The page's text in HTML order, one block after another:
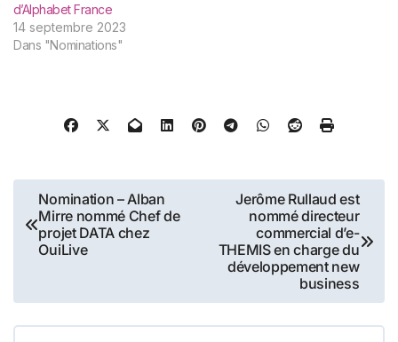
d’Alphabet France
14 septembre 2023
Dans "Nominations"
Navigation
de
l’article
Nomination – Alban
Mirre nommé Chef de
projet DATA chez
OuiLive
Jerôme Rullaud est
nommé directeur
commercial d’e-
THEMIS en charge du
développement new
business